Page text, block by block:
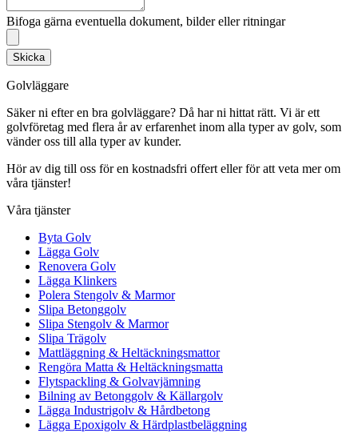
Bifoga gärna eventuella dokument, bilder eller ritningar
Skicka
Golvläggare
Säker ni efter en bra golvläggare? Då har ni hittat rätt. Vi är ett
golvföretag med flera år av erfarenhet inom alla typer av golv, som
vänder oss till alla typer av kunder.
Hör av dig till oss för en kostnadsfri offert eller för att veta mer om
våra tjänster!
Våra tjänster
Byta Golv
Lägga Golv
Renovera Golv
Lägga Klinkers
Polera Stengolv & Marmor
Slipa Betonggolv
Slipa Stengolv & Marmor
Slipa Trägolv
Mattläggning & Heltäckningsmattor
Rengöra Matta & Heltäckningsmatta
Flytspackling & Golvavjämning
Bilning av Betonggolv & Källargolv
Lägga Industrigolv & Hårdbetong
Lägga Epoxigolv & Härdplastbeläggning